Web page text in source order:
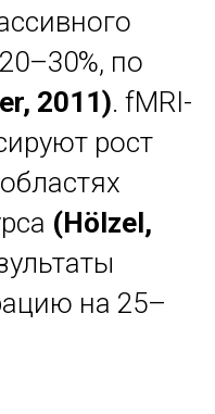
по
2011). fMRI-
рост
(Hölzel,
на 25–